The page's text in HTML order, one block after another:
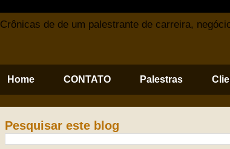
Crônicas de de um palestrante de carreira,
Home CONTATO Palestras
Pesquisar este blog